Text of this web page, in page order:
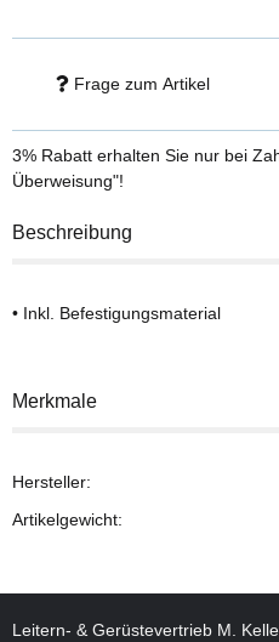
Frage zum Artikel
3% Rabatt erhalten Sie nur bei
Überweisung"!
Beschreibung
• Inkl. Befestigungsmaterial
Merkmale
Hersteller:
Artikelgewicht:
Leitern- & Gerüstevertrieb M. Kelle